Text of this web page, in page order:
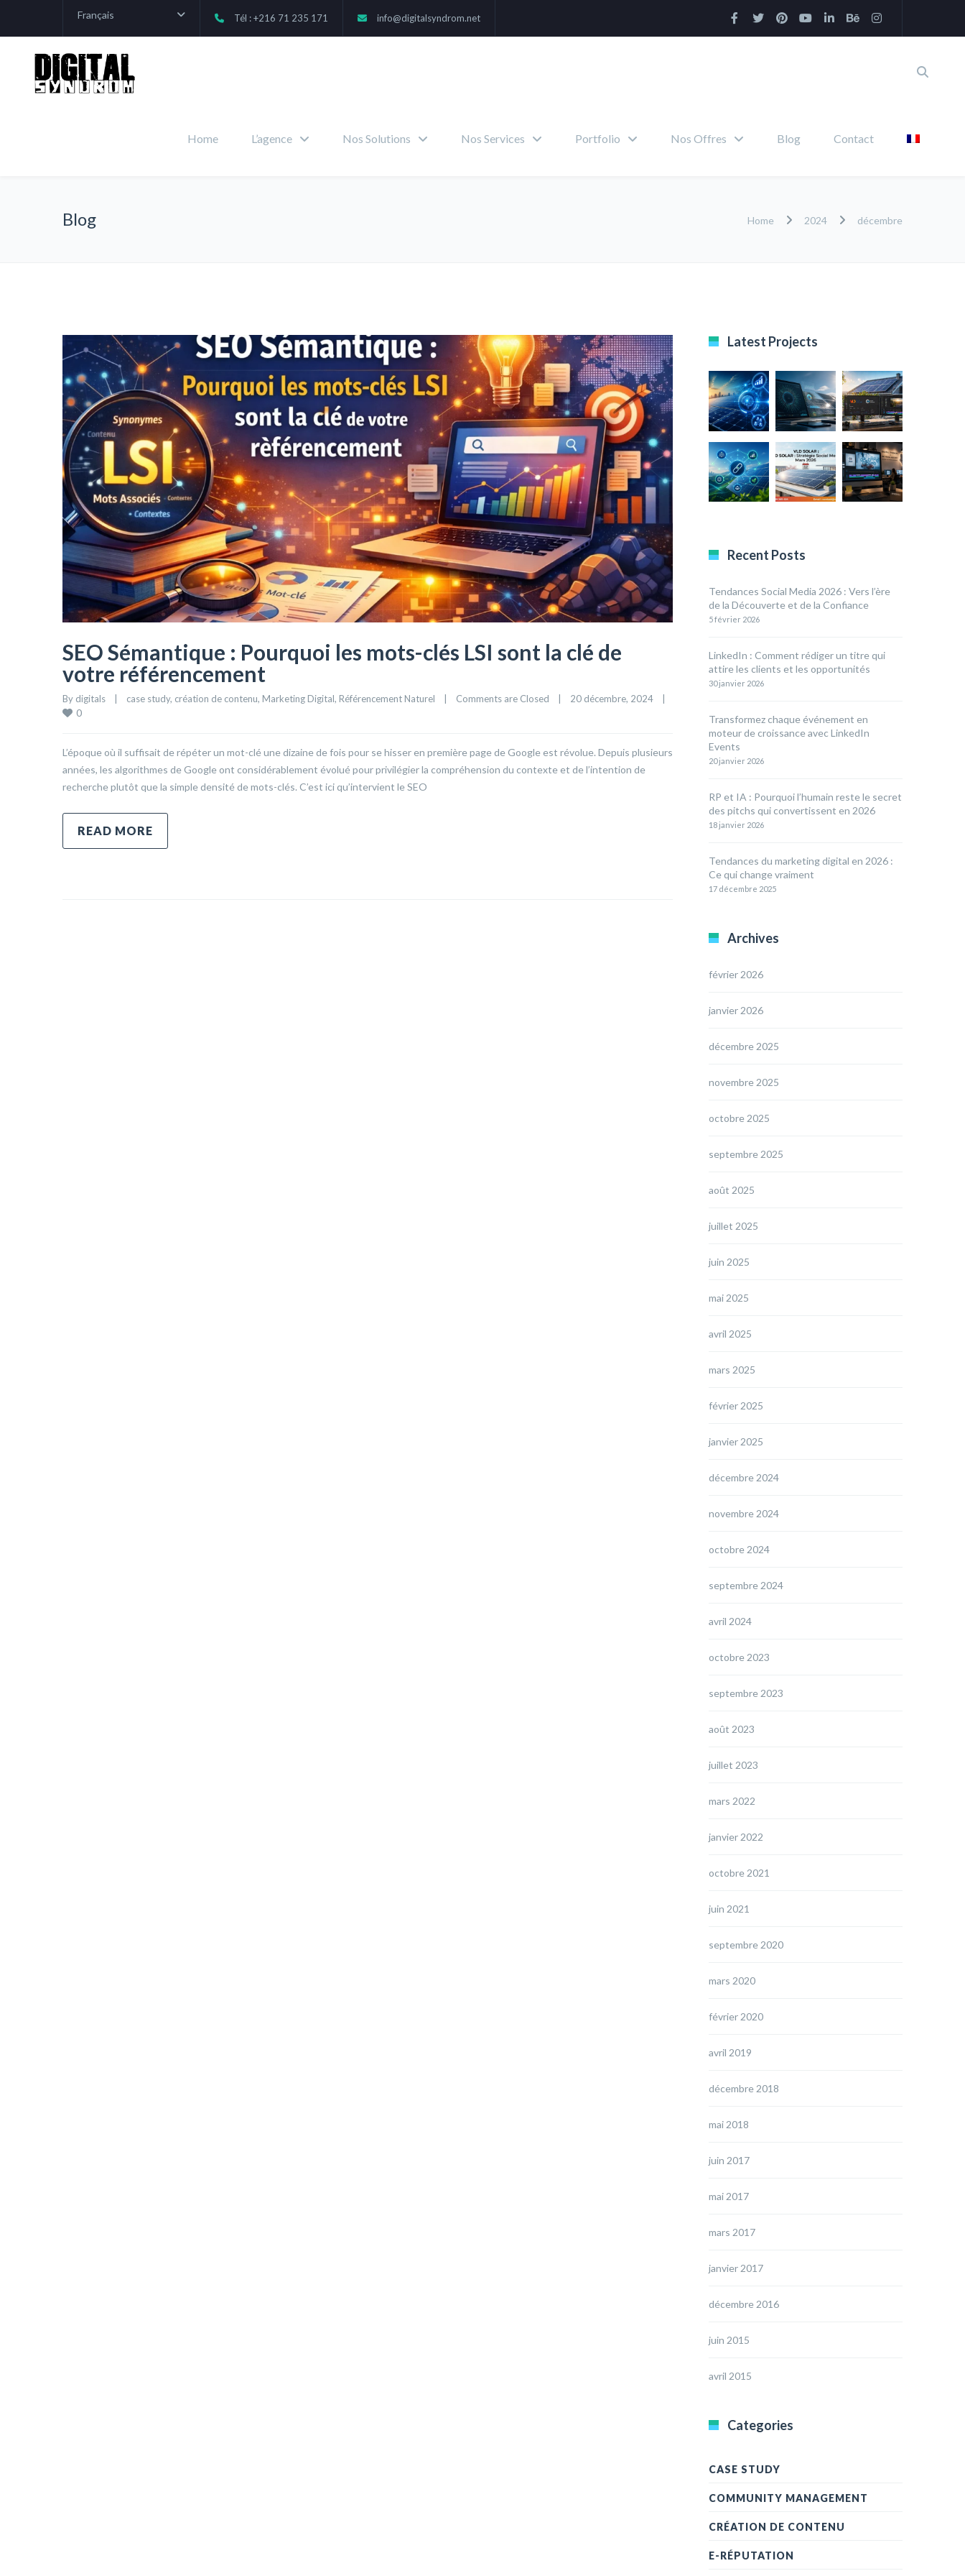
Français Tél : +216 71 235 171 info@digitalsyndrom.net
Home L’agence Nos Solutions Nos Services Portfolio Nos Offres Blog Contact
Blog Home 2024 décembre
SEO Sémantique : Pourquoi les mots-clés LSI sont la clé de
votre référencement
By digitals case study, création de contenu, Marketing Digital, Référencement Naturel Comments are Closed 20 décembre, 2024
0
L’époque où il suffisait de répéter un mot-clé une dizaine de fois pour se hisser en première page de Google est révolue. Depuis plusieurs
années, les algorithmes de Google ont considérablement évolué pour privilégier la compréhension du contexte et de l’intention de
recherche plutôt que la simple densité de mots-clés. C’est ici qu’intervient le SEO
READ MORE
Latest Projects
Recent Posts
Tendances Social Media 2026 : Vers l’ère
de la Découverte et de la Confiance
5 février 2026
LinkedIn : Comment rédiger un titre qui
attire les clients et les opportunités
30 janvier 2026
Transformez chaque événement en
moteur de croissance avec LinkedIn
Events
20 janvier 2026
RP et IA : Pourquoi l’humain reste le secret
des pitchs qui convertissent en 2026
18 janvier 2026
Tendances du marketing digital en 2026 :
Ce qui change vraiment
17 décembre 2025
Archives
février 2026
janvier 2026
décembre 2025
novembre 2025
octobre 2025
septembre 2025
août 2025
juillet 2025
juin 2025
mai 2025
avril 2025
mars 2025
février 2025
janvier 2025
décembre 2024
novembre 2024
octobre 2024
septembre 2024
avril 2024
octobre 2023
septembre 2023
août 2023
juillet 2023
mars 2022
janvier 2022
octobre 2021
juin 2021
septembre 2020
mars 2020
février 2020
avril 2019
décembre 2018
mai 2018
juin 2017
mai 2017
mars 2017
janvier 2017
décembre 2016
juin 2015
avril 2015
Categories
CASE STUDY
COMMUNITY MANAGEMENT
CRÉATION DE CONTENU
E-RÉPUTATION